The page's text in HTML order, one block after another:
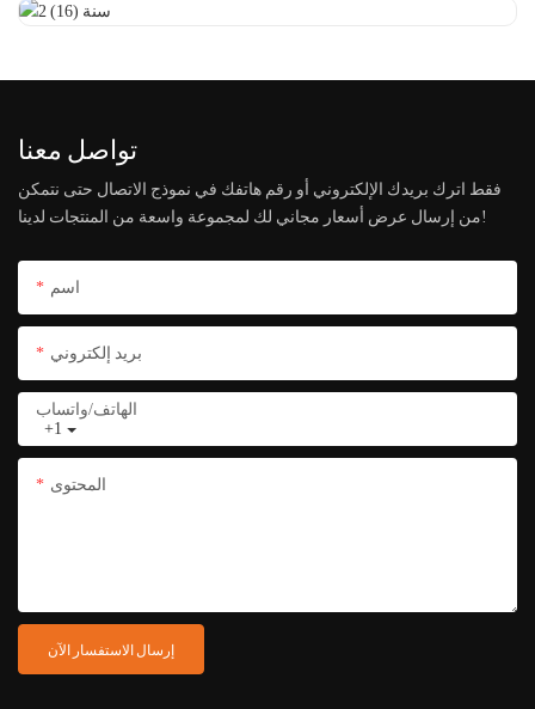
تواصل معنا
فقط اترك بريدك الإلكتروني أو رقم هاتفك في نموذج الاتصال حتى نتمكن
من إرسال عرض أسعار مجاني لك لمجموعة واسعة من المنتجات لدينا!
اسم
بريد إلكتروني
+1
الهاتف/واتساب
المحتوى
إرسال الاستفسار الآن